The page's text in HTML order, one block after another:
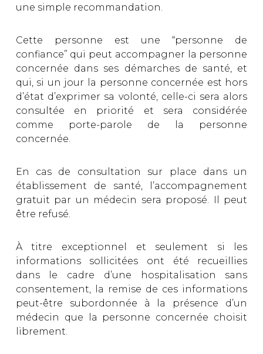
une simple recommandation.
Cette personne est une “personne de
confiance” qui peut accompagner la personne
concernée dans ses démarches de santé, et
qui, si un jour la personne concernée est hors
d’état d’exprimer sa volonté, celle-ci sera alors
consultée en priorité et sera considérée
comme porte-parole de la personne
concernée.
En cas de consultation sur place dans un
établissement de santé, l’accompagnement
gratuit par un médecin sera proposé. Il peut
être refusé.
À titre exceptionnel et seulement si les
informations sollicitées ont été recueillies
dans le cadre d’une hospitalisation sans
consentement, la remise de ces informations
peut-être subordonnée à la présence d’un
médecin que la personne concernée choisit
librement.